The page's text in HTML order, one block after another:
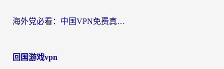
海外党必看：中国VPN免费真的靠谱吗？手把手教你选对回国加速器
回国游戏vpn